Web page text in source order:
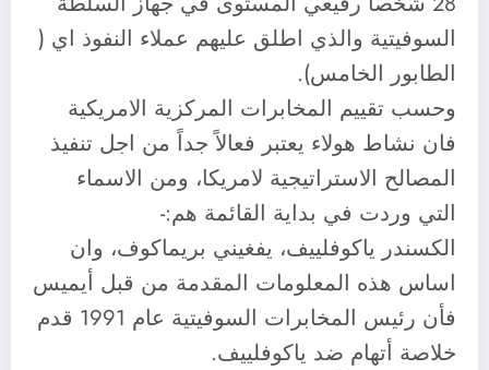
السوفيتية والذي اطلق عليهم عملاء النفوذ اي (
الطابور الخامس).
وحسب تقييم المخابرات المركزية الامريكية
فان نشاط هولاء يعتبر فعالاً جداً من اجل تنفيذ
المصالح الاستراتيجية لامريكا، ومن الاسماء
التي وردت في بداية القائمة هم:-
الكسندر ياكوفلييف، يفغيني بريماكوف، وان
اساس هذه المعلومات المقدمة من قبل أيميس
فأن رئيس المخابرات السوفيتية عام 1991 قدم
خلاصة أتهام ضد ياكوفلييف.